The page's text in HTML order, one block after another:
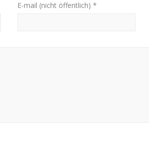
E-mail (nicht öffentlich) *